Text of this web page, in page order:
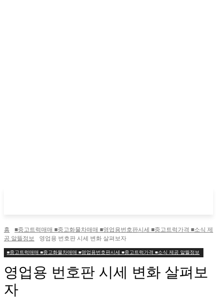
홈
■중고트럭매매 ■중고화물차매매 ■영업용번호판시세 ■중고트럭가격 ■소식 제
공 알뜰정보
영업용 번호판 시세 변화 살펴보자
■중고트럭매매 ■중고화물차매매 ■영업용번호판시세 ■중고트럭가격 ■소식 제공 알뜰정보
영업용 번호판 시세 변화 살펴보
자